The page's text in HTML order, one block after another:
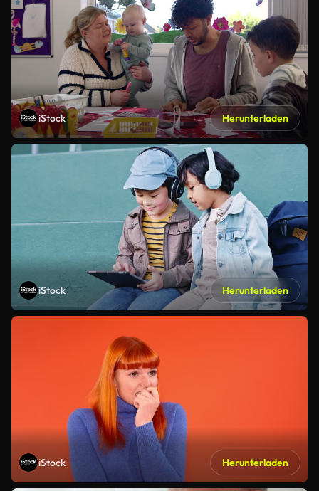
iStock Herunterladen
iStock Herunterladen
iStock Herunterladen